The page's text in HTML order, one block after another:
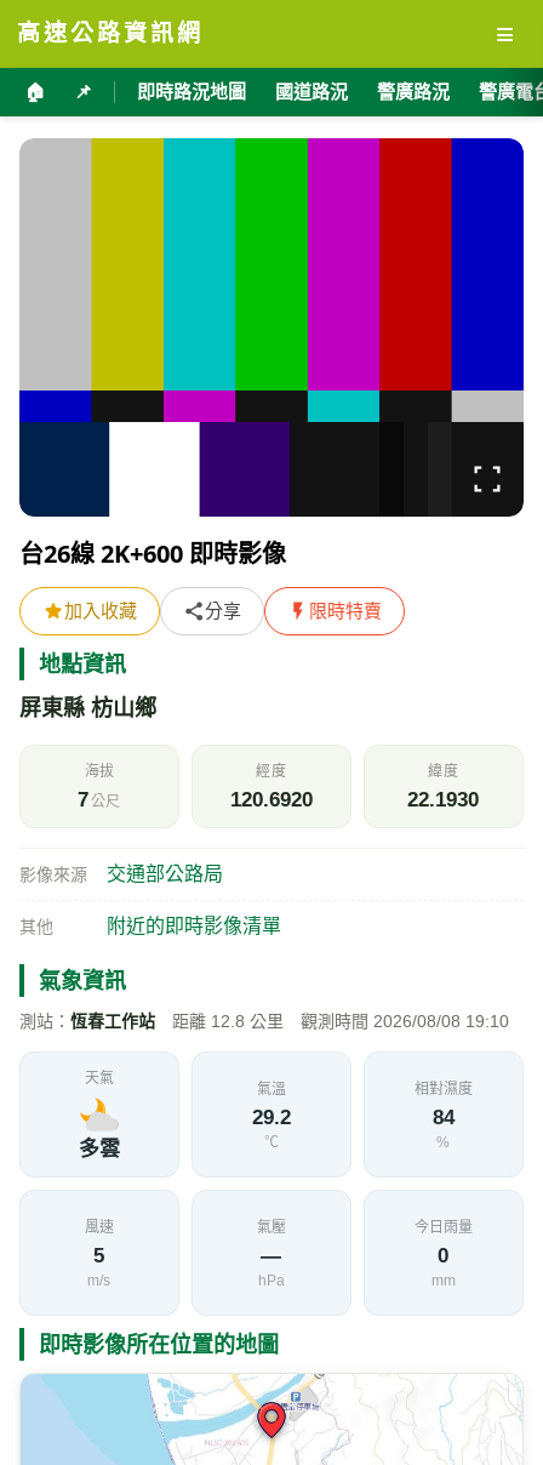
高速公路資訊網 ≡
🏠 📌 即時路況地圖 國道路況 警廣路況 警廣電
台26線 2K+600 即時影像
加入收藏 分享 限時特賣
地點資訊
屏東縣 枋山鄉
海拔
7公尺
經度
120.6920
緯度
22.1930
影像來源 交通部公路局
其他 附近的即時影像清單
氣象資訊
測站： 恆春工作站 距離 12.8 公里 觀測時間 2026/08/08 19:10
天氣
多雲
氣溫
29.2
℃
相對濕度
84
%
風速
5
m/s
氣壓
—
hPa
今日雨量
0
mm
即時影像所在位置的地圖